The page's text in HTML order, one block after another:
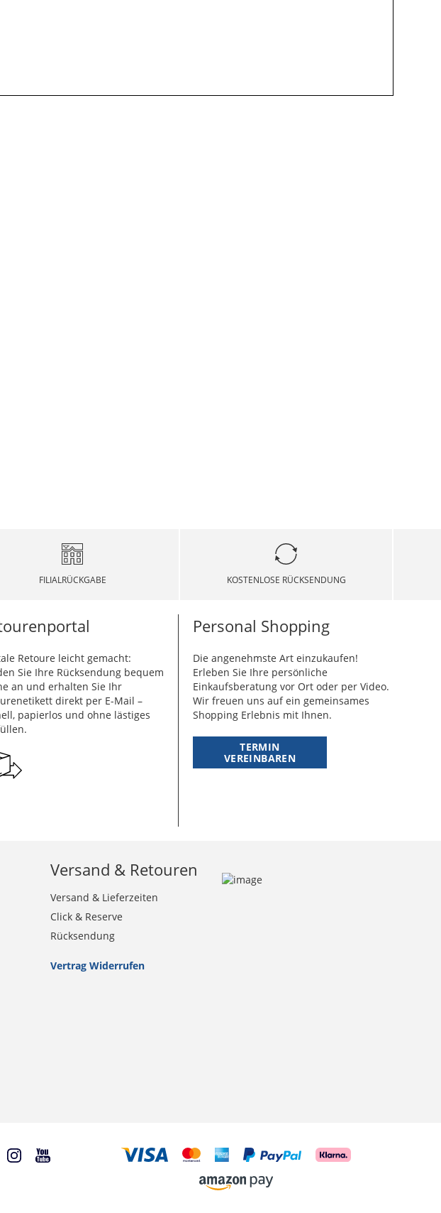
FILIALRÜCKGABE KOSTENLOSE RÜCKSENDUNG
Retoure leicht gemacht:
Sie Ihre Rücksendung bequem
an und erhalten Sie Ihr
direkt per E-Mail –
papierlos und ohne lästiges
Personal Shopping
Die angenehmste Art einzukaufen!
Erleben Sie Ihre persönliche
Einkaufsberatung vor Ort oder per Video.
Wir freuen uns auf ein gemeinsames
Shopping Erlebnis mit Ihnen.
TERMIN
VEREINBAREN
Versand & Retouren
Versand & Lieferzeiten
Click & Reserve
Rücksendung
Vertrag Widerrufen